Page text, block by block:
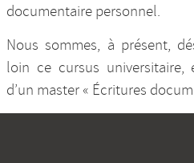
documentaire personnel.
Nous sommes, à présent,
loin ce cursus
d’un master « Écritures